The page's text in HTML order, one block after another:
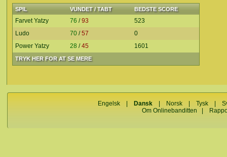
SPIL VUNDET / TABT BEDSTE SCORE
TRYK HER FOR AT SE MERE
Farvet Yatzy 76 /93
523
Ludo
70 /57
0
Power Yatzy
28 /45 1601
Engelsk Dansk Norsk Tysk
Om Onlinebanditten